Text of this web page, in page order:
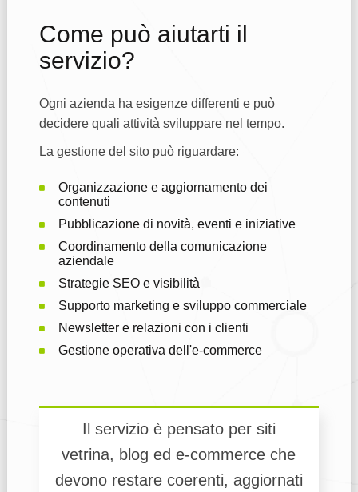
Come può aiutarti il
servizio?
Ogni azienda ha esigenze differenti e può
decidere quali attività sviluppare nel tempo.
La gestione del sito può riguardare:
Organizzazione e aggiornamento dei
contenuti
Pubblicazione di novità, eventi e iniziative
Coordinamento della comunicazione
aziendale
Strategie SEO e visibilità
Supporto marketing e sviluppo commerciale
Newsletter e relazioni con i clienti
Gestione operativa dell'e-commerce
Il servizio è pensato per siti
vetrina, blog ed e-commerce che
devono restare coerenti, aggiornati